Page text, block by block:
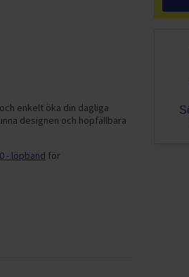
enkelt öka din dagliga
designen och hopfällbara
- löpband för